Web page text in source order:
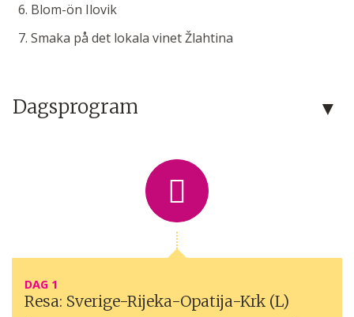
Blom-ön Ilovik
Smaka på det lokala vinet Žlahtina
Dagsprogram
DAG 1
Resa: Sverige-Rijeka-Opatija-Krk (L)